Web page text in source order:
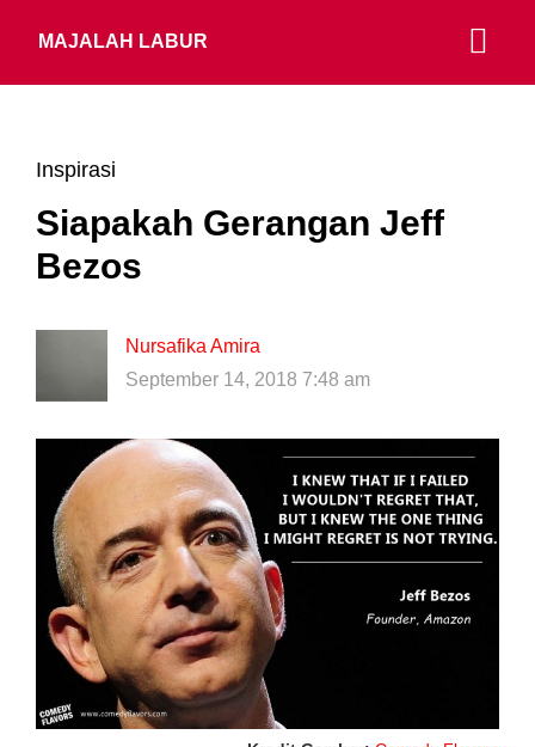
MAJALAH LABUR
Inspirasi
Siapakah Gerangan Jeff
Bezos
Nursafika Amira
September 14, 2018 7:48 am